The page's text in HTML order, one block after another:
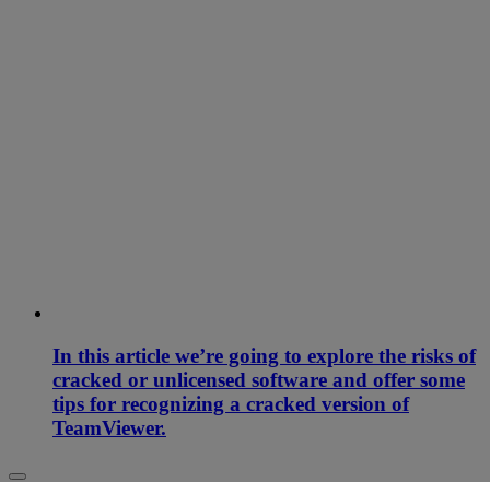
In this article we’re going to explore the risks of
cracked or unlicensed software and offer some
tips for recognizing a cracked version of
TeamViewer.